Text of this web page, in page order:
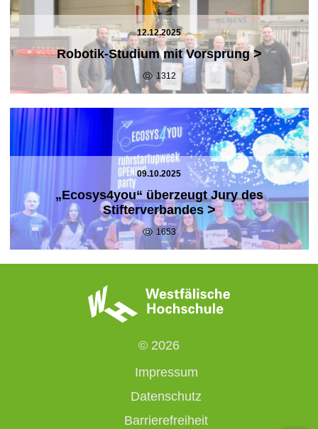
12.12.2025
Robotik-Studium mit Vorsprung>
1312
09.10.2025
„Ecosys4you“ überzeugt Jury des
Stifterverbandes >
1653
© 2026
Impressum
Datenschutz
Barrierefreiheit